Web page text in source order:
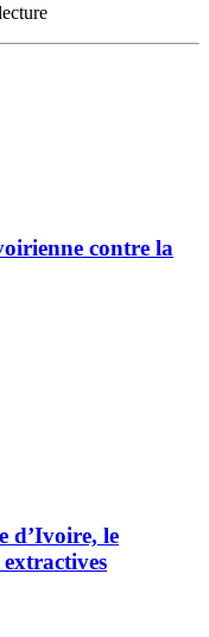
contre la
d’Ivoire, le